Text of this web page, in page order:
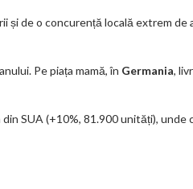
și de o concurență locală extrem de
Pe piața mamă, în Germania,
SUA (+10%, 81.900 unități), unde